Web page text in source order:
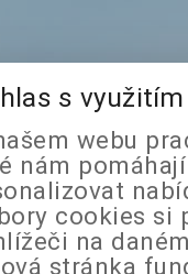
s
webu
nám
cookies si
na
stránka